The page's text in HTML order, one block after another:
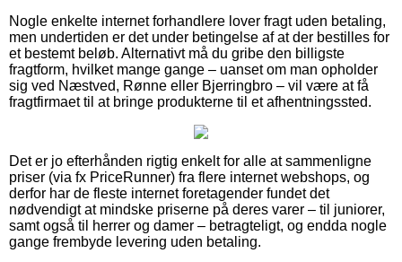
Nogle enkelte internet forhandlere lover fragt uden betaling,
men undertiden er det under betingelse af at der bestilles for
et bestemt beløb. Alternativt må du gribe den billigste
fragtform, hvilket mange gange – uanset om man opholder
sig ved Næstved, Rønne eller Bjerringbro – vil være at få
fragtfirmaet til at bringe produkterne til et afhentningssted.
Det er jo efterhånden rigtig enkelt for alle at sammenligne
priser (via fx PriceRunner) fra flere internet webshops, og
derfor har de fleste internet foretagender fundet det
nødvendigt at mindske priserne på deres varer – til juniorer,
samt også til herrer og damer – betragteligt, og endda nogle
gange frembyde levering uden betaling.